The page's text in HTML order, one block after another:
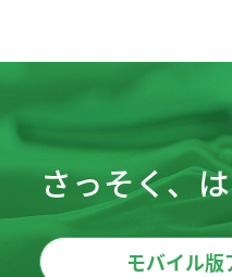
さっそく、
モバイル